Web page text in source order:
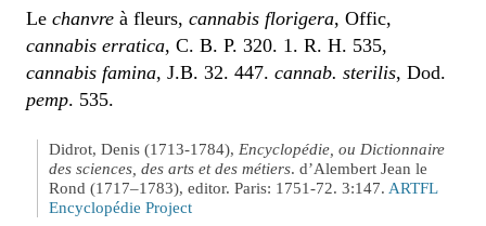
Le chanvre à fleurs, cannabis florigera, Offic,
cannabis erratica, C. B. P. 320. 1. R. H. 535,
cannabis famina, J.B. 32. 447. cannab. sterilis, Dod.
pemp. 535.
Didrot, Denis (1713-1784), Encyclopédie, ou Dictionnaire
des sciences, des arts et des métiers. d’Alembert Jean le
Rond (1717–1783), editor. Paris: 1751-72. 3:147. ARTFL
Encyclopédie Project